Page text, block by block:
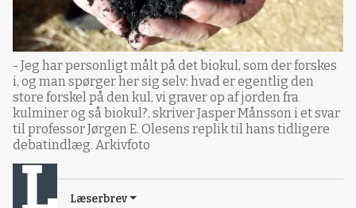
- Jeg har personligt målt på det biokul, som der forskes
i, og man spørger her sig selv: hvad er egentlig den
store forskel på den kul, vi graver op af jorden fra
kulminer og så biokul?, skriver Jasper Månsson i et svar
til professor Jørgen E. Olesens replik til hans tidligere
debatindlæg. Arkivfoto
Læserbrev